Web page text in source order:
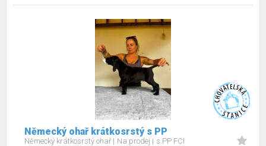
Německý ohař krátkosrstý s PP
Německý krátkosrstý ohař Na prodej s PP FCI